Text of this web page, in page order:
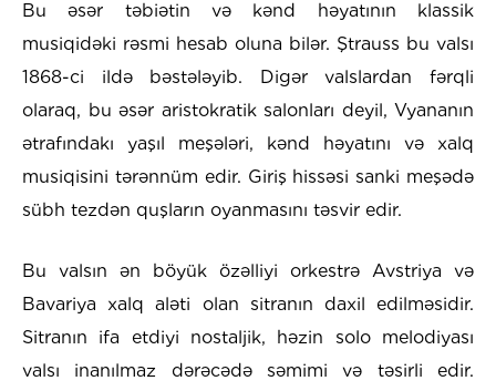
Bu əsər təbiətin və kənd həyatının klassik
musiqidəki rəsmi hesab oluna bilər. Ştrauss bu valsı
1868-ci ildə bəstələyib. Digər valslardan fərqli
olaraq, bu əsər aristokratik salonları deyil, Vyananın
ətrafındakı yaşıl meşələri, kənd həyatını və xalq
musiqisini tərənnüm edir. Giriş hissəsi sanki meşədə
sübh tezdən quşların oyanmasını təsvir edir.
Bu valsın ən böyük özəlliyi orkestrə Avstriya və
Bavariya xalq aləti olan sitranın daxil edilməsidir.
Sitranın ifa etdiyi nostaljik, həzin solo melodiyası
valsı inanılmaz dərəcədə səmimi və təsirli edir.